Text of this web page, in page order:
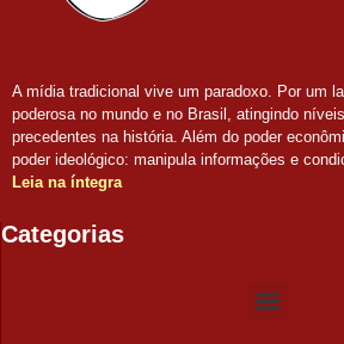
A mídia tradicional vive um paradoxo. Por um
poderosa no mundo e no Brasil, atingindo
precedentes na história. Além do poder
poder ideológico: manipula informações e
Leia na íntegra
Categorias